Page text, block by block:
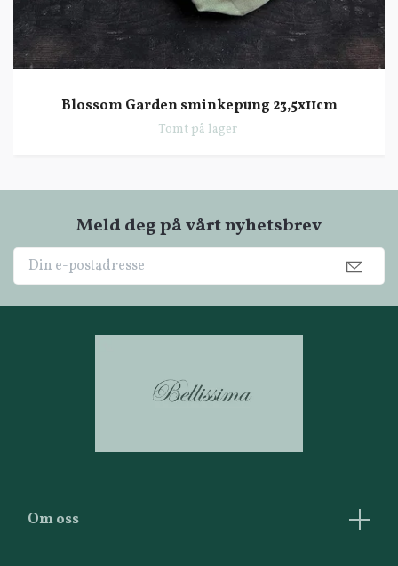
Blossom Garden sminkepung 23,5x11cm
Tomt på lager
Meld deg på vårt nyhetsbrev
Om oss